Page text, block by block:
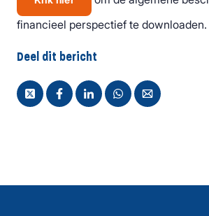
financieel perspectief te downloaden.
Deel dit bericht